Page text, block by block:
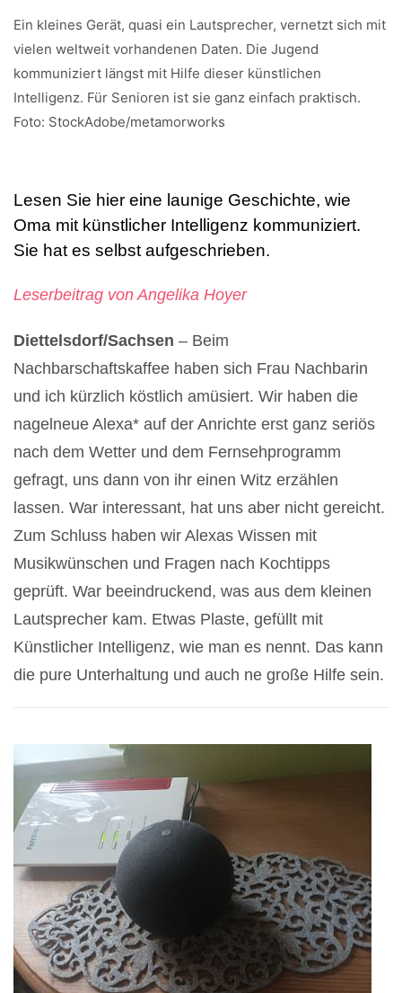
Ein kleines Gerät, quasi ein Lautsprecher, vernetzt sich mit
vielen weltweit vorhandenen Daten. Die Jugend
kommuniziert längst mit Hilfe dieser künstlichen
Intelligenz. Für Senioren ist sie ganz einfach praktisch.
Foto: StockAdobe/metamorworks
Lesen Sie hier eine launige Geschichte, wie
Oma mit künstlicher Intelligenz kommuniziert.
Sie hat es selbst aufgeschrieben.
Leserbeitrag von Angelika Hoyer
Diettelsdorf/Sachsen – Beim
Nachbarschaftskaffee haben sich Frau Nachbarin
und ich kürzlich köstlich amüsiert. Wir haben die
nagelneue Alexa* auf der Anrichte erst ganz seriös
nach dem Wetter und dem Fernsehprogramm
gefragt, uns dann von ihr einen Witz erzählen
lassen. War interessant, hat uns aber nicht gereicht.
Zum Schluss haben wir Alexas Wissen mit
Musikwünschen und Fragen nach Kochtipps
geprüft. War beeindruckend, was aus dem kleinen
Lautsprecher kam. Etwas Plaste, gefüllt mit
Künstlicher Intelligenz, wie man es nennt. Das kann
die pure Unterhaltung und auch ne große Hilfe sein.